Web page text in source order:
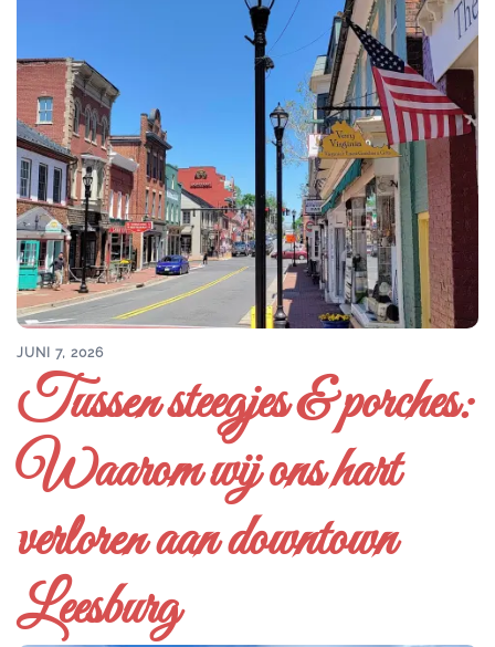
JUNI 7, 2026
Tussen steegjes & porches:
Waarom wij ons hart
verloren aan downtown
Leesburg